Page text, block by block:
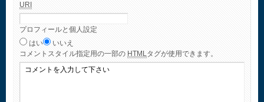
URI
プロフィールと個人設定
はい
いいえ
コメント スタイル指定用の一部の HTMLタグが使用できます。